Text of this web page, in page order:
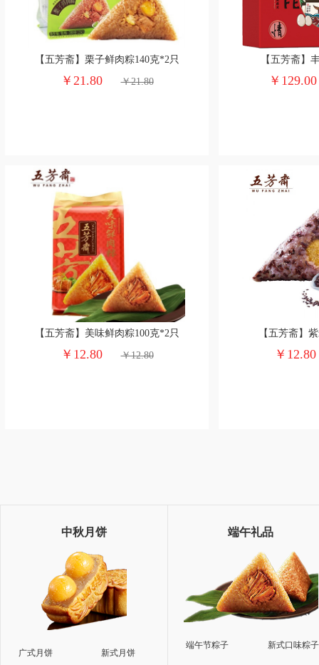
【五芳斋】栗子鲜肉粽140克*2只
￥21.80 ￥21.80
【五芳斋】
￥
【五芳斋】美味鲜肉粽100克*2只
￥12.80 ￥12.80
【五芳斋】
￥12.80
中秋月饼
广式月饼 新式月饼
端午礼品
端午节粽子 新式口味粽子